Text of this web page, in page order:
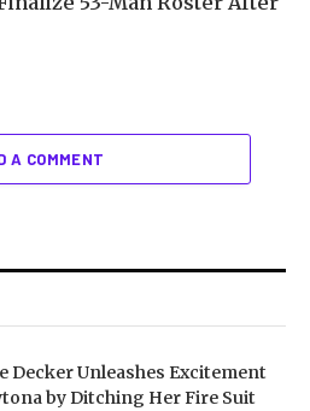
A COMMENT
Decker Unleashes Excitement
by Ditching Her Fire Suit